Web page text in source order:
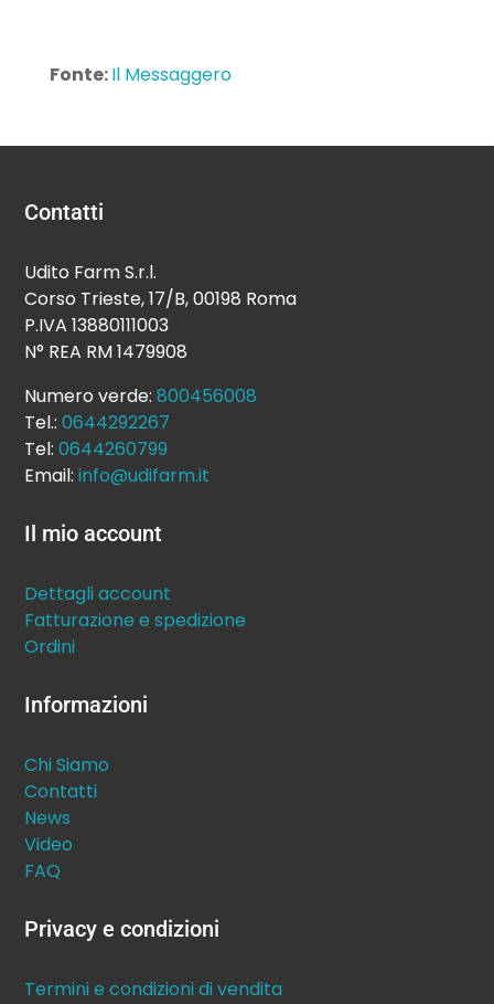
Fonte:Il Messaggero
Contatti
Udito Farm S.r.l.
Corso Trieste, 17/B, 00198 Roma
P.IVA 13880111003
N° REA RM 1479908
Numero verde:800456008
Tel.:0644292267
Tel:0644260799
Email:info@udifarm.it
Il mio account
Dettagli account
Fatturazione e spedizione
Ordini
Informazioni
Chi Siamo
Contatti
News
Video
FAQ
Privacy e condizioni
Termini e condizioni di vendita